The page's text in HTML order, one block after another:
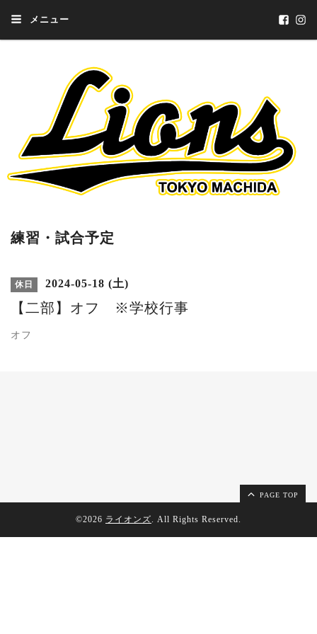
メニュー
練習・試合予定
休日 2024-05-18 (土)
【二部】オフ ※学校行事
オフ
PAGE TOP
©2026 ライオンズ. All Rights Reserved.